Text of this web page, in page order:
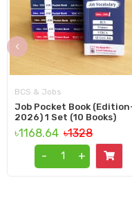
BCS & Jobs
Job Pocket Book
2026) 1 Set (10 Books)
৳1168.64 ৳1328
-
+
‹